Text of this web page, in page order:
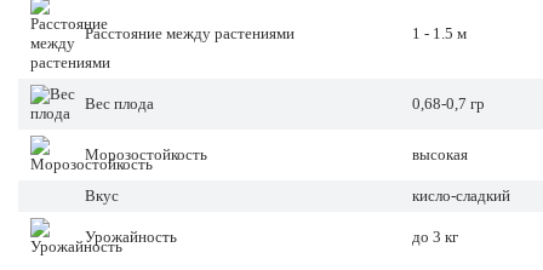
Расстояние между растениями 1 - 1.5 м
Вес плода 0,68-0,7 гр
Морозостойкость высокая
Вкус кисло-сладкий
Урожайность до 3 кг